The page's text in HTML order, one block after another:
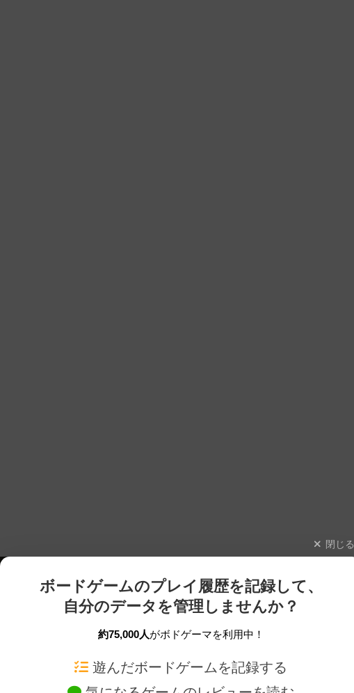
閉じる
ボードゲームのプレイ履歴を記録して、
自分のデータを管理しませんか？
約75,000人がボドゲーマを利用中！
遊んだボードゲームを記録する